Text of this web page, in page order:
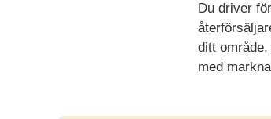
Du driver
ditt
med